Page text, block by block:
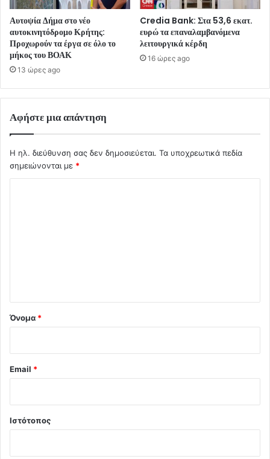
Αυτοψία Δήμα στο νέο
αυτοκινητόδρομο Κρήτης:
Προχωρούν τα έργα σε όλο το
μήκος του ΒΟΑΚ
13 ώρες ago
Credia Bank: Στα 53,6 εκατ.
ευρώ τα επαναλαμβανόμενα
λειτουργικά κέρδη
16 ώρες ago
Αφήστε μια απάντηση
Η ηλ. διεύθυνση σας δεν δημοσιεύεται. Τα υποχρεωτικά πεδία
σημειώνονται με *
Όνομα *
Email *
Ιστότοπος